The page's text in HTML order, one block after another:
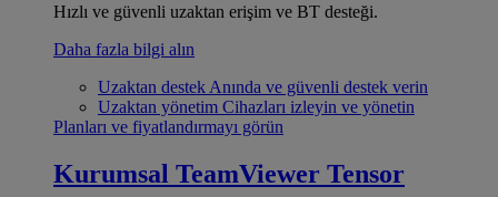
Hızlı ve güvenli uzaktan erişim ve BT desteği.
Daha fazla bilgi alın
Uzaktan destek Anında ve güvenli destek verin
Uzaktan yönetim Cihazları izleyin ve yönetin
Planları ve fiyatlandırmayı görün
Kurumsal TeamViewer Tensor